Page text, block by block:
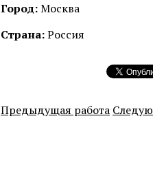
Город:Москва
Страна:Россия
Предыдущая работа